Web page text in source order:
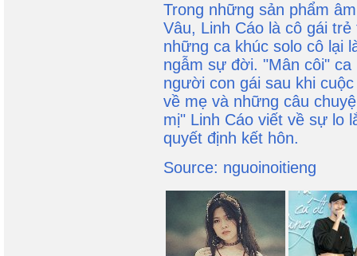
Trong những sản phẩm
Vâu, Linh Cáo là cô gái
những ca khúc solo cô lại
ngẫm sự đời. "Mân côi"
người con gái sau khi
về mẹ và những câu
mị" Linh Cáo viết về sự lo
quyết định kết hôn.
Source: nguoinoitieng